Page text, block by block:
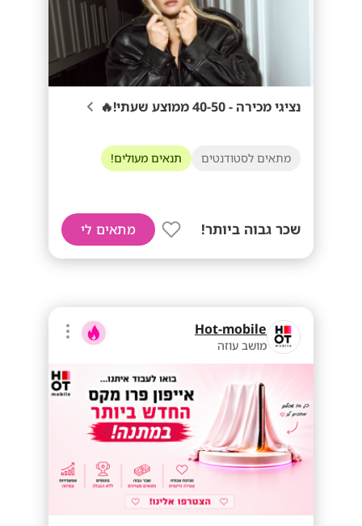
נציגי מכירה - 40-50 ממוצע שעתי!🔥
מתאים לסטודנטים תנאים מעולים!
שכר גבוה ביותר! מתאים לי
Hot-mobile
מושב עוזה